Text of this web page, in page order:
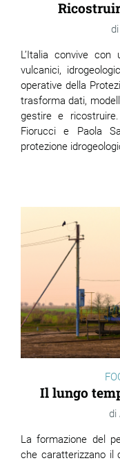
L’Italia convive
vulcanici,
operative della
trasforma dati,
gestire e
Fiorucci e Paola
protezione
Il lungo
La formazione del
che caratterizzano il